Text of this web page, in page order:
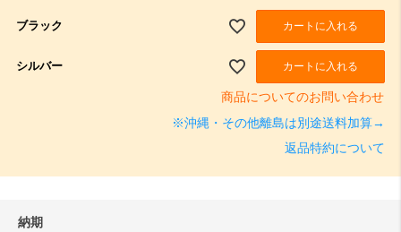
ブラック カートに入れる
シルバー カートに入れる
商品についてのお問い合わせ
※沖縄・その他離島は別途送料加算→
返品特約について
納期